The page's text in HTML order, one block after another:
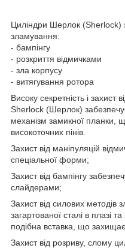
Циліндри Шерлок (Sherlock)
зламування:
- бампінгу
- розкриття відмичками
- зла корпусу
- витягування ротора
Високу секретність і захист
Sherlock (Шерлок)
механізм замикної планки,
високоточних пінів.
Захист від маніпуляцій
спеціальної форми;
Захист від бампінгу
слайдерами;
Захист від силових методів
загартованої сталі в плазі
подібна вставка, що
Захист від розриву, слому